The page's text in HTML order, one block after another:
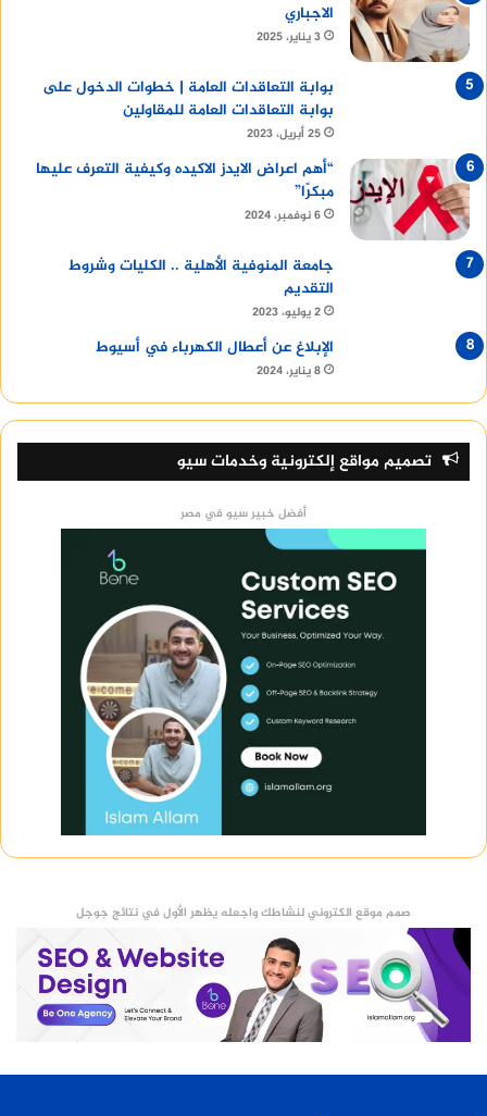
الاجباري
3 يناير، 2025
بوابة التعاقدات العامة | خطوات الدخول على
بوابة التعاقدات العامة للمقاولين
25 أبريل، 2023
“أهم اعراض الايدز الاكيده وكيفية التعرف عليها
مبكرًا”
6 نوفمبر، 2024
جامعة المنوفية الأهلية .. الكليات وشروط
التقديم
2 يوليو، 2023
الإبلاغ عن أعطال الكهرباء في أسيوط
8 يناير، 2024
تصميم مواقع إلكترونية وخدمات سيو
أفضل خبير سيو في مصر
صمم موقع الكتروني لنشاطك واجعله يظهر الأول في نتائج جوجل